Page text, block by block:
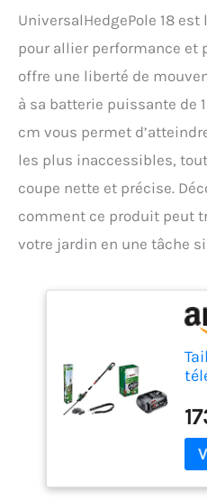
UniversalHedgePole 18
pour allier performance et
offre une liberté de
à sa batterie puissante de
cm vous permet
les plus inaccessibles,
coupe nette et précise.
comment ce produit peut
votre jardin en une tâche
18